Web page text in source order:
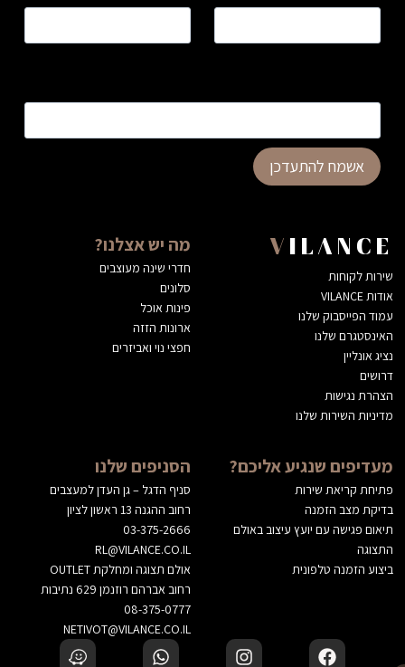
אשמח להתעדכן
VILANCE
שירות לקוחות
אודות VILANCE
עמוד הפייסבוק שלנו
האינסטגרם שלנו
נציג אונליין
דרושים
הצהרת נגישות
מדיניות השירות שלנו
מה יש אצלנו?
חדרי שינה מעוצבים
סלונים
פינות אוכל
ארונות הזזה
חפצי נוי ואביזרים
מעדיפים שנגיע אליכם?
פתיחת קריאת שירות
בדיקת מצב הזמנה
תיאום פגישה עם יועץ עיצוב באולם
התצוגה
ביצוע הזמנה טלפונית
הסניפים שלנו
סניף הדגל – גן העדן למעצבים
רחוב ההגנה 13 ראשון לציון
03-375-2666
RL@VILANCE.CO.IL
אולם תצוגה ומחלקת OUTLET
רחוב אברהם רוזנמן 629 נתיבות
08-375-0777
NETIVOT@VILANCE.CO.IL